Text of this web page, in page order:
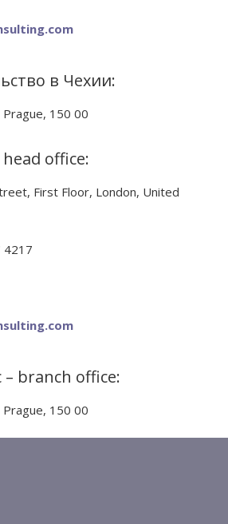
в Чехии:
150 00
office:
First Floor, London, United
4217
– branch office:
150 00